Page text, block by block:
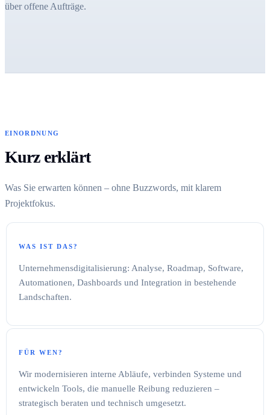
über offene Aufträge.
EINORDNUNG
Kurz erklärt
Was Sie erwarten können – ohne Buzzwords, mit klarem
Projektfokus.
WAS IST DAS?
Unternehmensdigitalisierung: Analyse, Roadmap, Software,
Automationen, Dashboards und Integration in bestehende
Landschaften.
FÜR WEN?
Wir modernisieren interne Abläufe, verbinden Systeme und
entwickeln Tools, die manuelle Reibung reduzieren –
strategisch beraten und technisch umgesetzt.